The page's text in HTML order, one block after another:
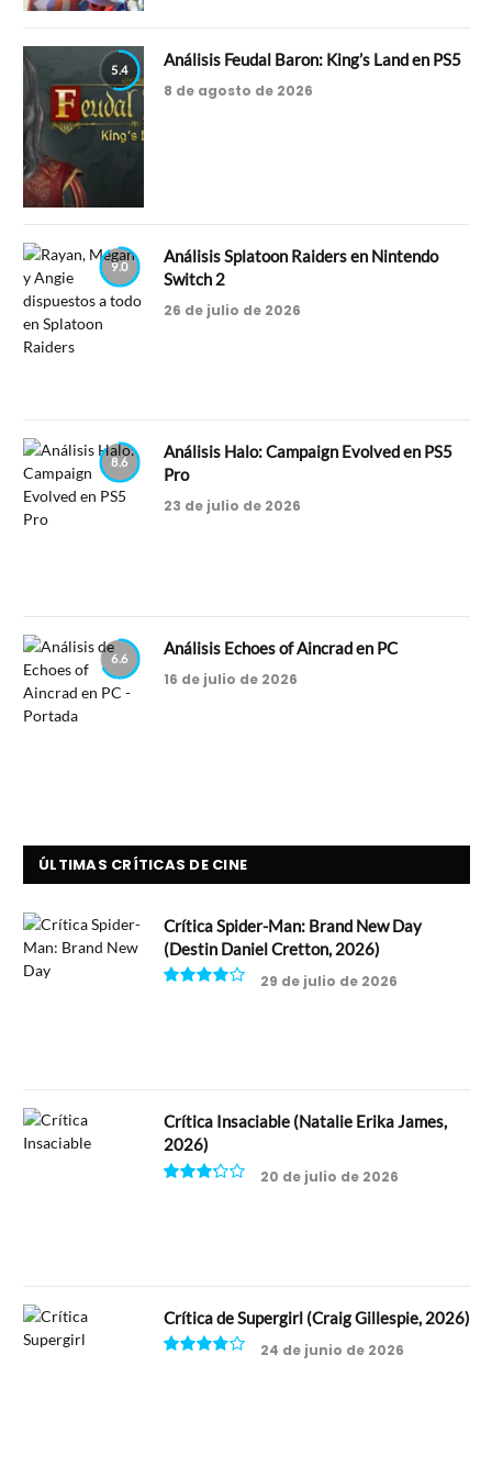
5.4
Análisis Feudal Baron: King’s Land en PS5
8 de agosto de 2026
9.0
Análisis Splatoon Raiders en Nintendo
Switch 2
26 de julio de 2026
8.6
Análisis Halo: Campaign Evolved en PS5
Pro
23 de julio de 2026
6.6
Análisis Echoes of Aincrad en PC
16 de julio de 2026
ÚLTIMAS CRÍTICAS DE CINE
Crítica Spider-Man: Brand New Day
(Destin Daniel Cretton, 2026)
29 de julio de 2026
Crítica Insaciable (Natalie Erika James,
2026)
20 de julio de 2026
Crítica de Supergirl (Craig Gillespie, 2026)
24 de junio de 2026